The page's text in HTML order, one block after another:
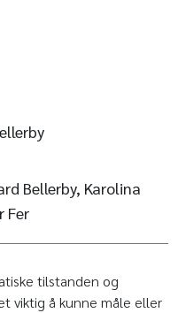
Bellerby, Karolina
Fer
tilstanden og
viktig å kunne måle eller